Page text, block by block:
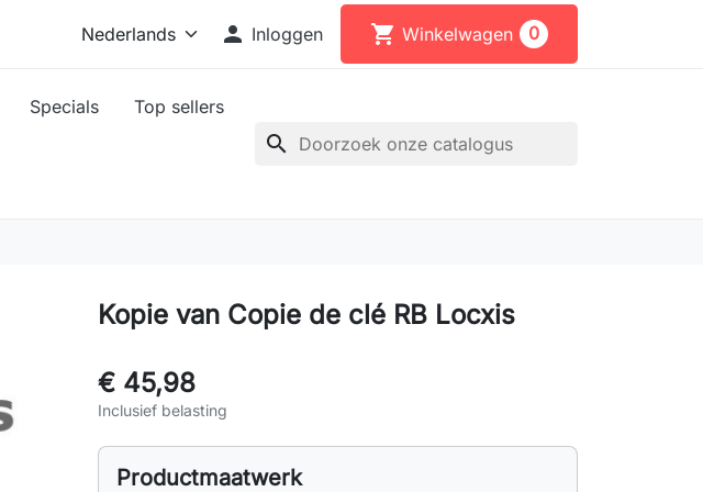
 Inloggen shopping_cart Winkelwagen 0
Specials Top sellers
search
Kopie van Copie de clé RB Locxis
€ 45,98
Inclusief belasting
Productmaatwerk